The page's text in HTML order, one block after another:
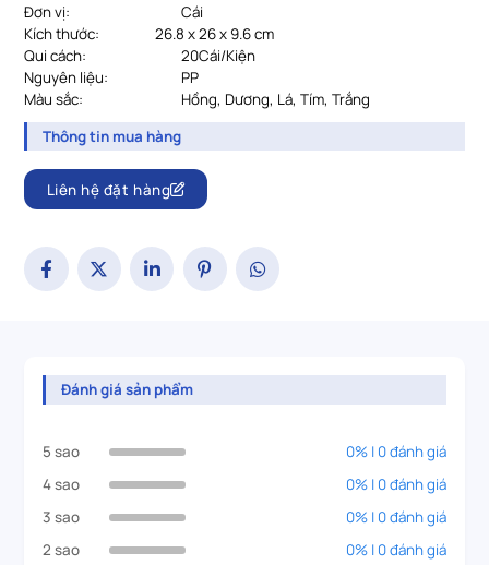
Đơn vị:
Cái
Kích thước:
26.8 x 26 x 9.6 cm
Qui cách:
20Cái/Kiện
Nguyên liệu:
PP
Màu sắc:
				Hồng, Dương, Lá, Tím, Trắng
Thông tin mua hàng
Liên hệ đặt hàng
Đánh giá sản phẩm
5 sao
0% | 0 đánh giá
4 sao
0% | 0 đánh giá
3 sao
0% | 0 đánh giá
2 sao
0% | 0 đánh giá